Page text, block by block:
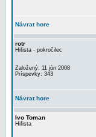
Návrat hore
rotr
Hifista - pokročilec
Založený: 11 jún 2008
Príspevky: 343
Návrat hore
Ivo Toman
Hifista